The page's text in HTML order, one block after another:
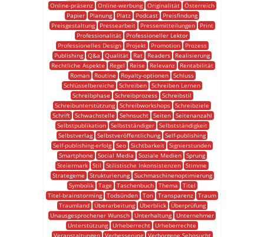
Online-präsenz
Online-werbung Originalität
Österreich
Papier
Planung Platz Podcast
Preisfindung
Preisgestaltung
Pressearbeit Pressemitteilungen
Print
Professionalität
Professioneller Lektor
Professionelles Design
Projekt Promotion
Prozess
Publishing Q&a Qualität Rat Readers
Realisierung
Rechtliche Aspekte
Regel Reise Relevanz
Rentabilität
Roman
Routine Royalty-optionen Schluss
Schlüsselbereiche
Schreiben Schreiben Lernen
Schreibphase
Schreibprozess Schreibstil
Schreibunterstützung Schreibworkshops Schreibziele
Schrift
Schwachstelle Sehnsucht Seiten
Seitenanzahl
Selbstpublikation
Selbstständiger
Selbstständigkeit
Selbstverlag Selbstveröffentlichung Self-publishing
Self-publishing-erfolg Seo Sichtbarkeit Signierstunden
Smartphone
Social Media Soziale Medien Sprung
Steiermark Stil Stilistische Inkonsistenzen Stimme
Strategeme
Strukturierung
Suchmaschinenoptimierung
Symbolik
Tage Taschenbuch Thema
Titel
Titel-brainstorming Todsünden Ton Transparenz Traum
Traumland
Überarbeitung Überblick
Überprüfung
Unausgesprochener Wunsch
Unterhaltung
Unternehmer
Unterstützung
Urheberrecht
Urheberrechte
Veranstaltungen
Verbesserung Verborgene Sehnsucht